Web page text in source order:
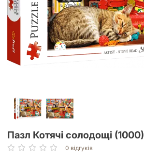
Пазл Котячі солодощі (1000)
0 відгуків